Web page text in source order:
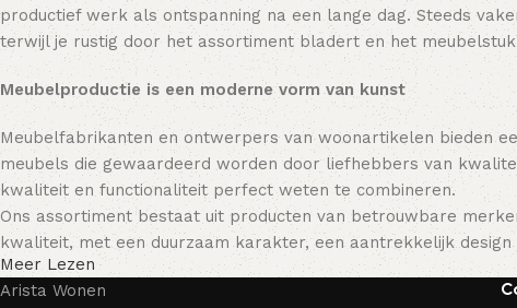
productief werk als ontspanning na een lange dag. Steeds
terwijl je rustig door het assortiment bladert en het
Meubelproductie is een moderne vorm van kunst
Meubelfabrikanten en ontwerpers van woonartikelen bieden
meubels die gewaardeerd worden door liefhebbers van
kwaliteit en functionaliteit perfect weten te combineren.
Ons assortiment bestaat uit producten van betrouwbare
kwaliteit, met een duurzaam karakter, een aantrekkelijk
Meer Lezen
Arista Wonen